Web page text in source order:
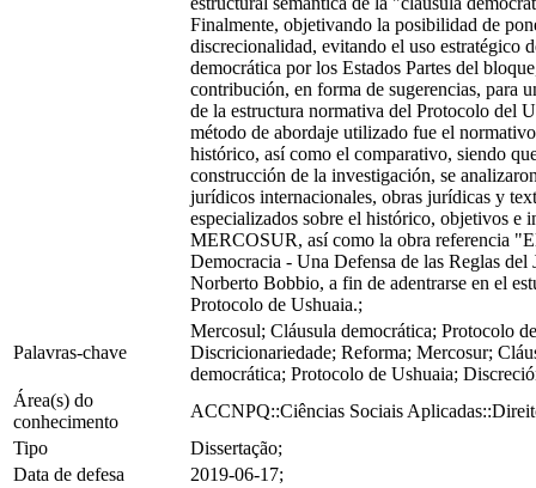
Finalmente, objetivando la posibilidad de
discrecionalidad, evitando el uso estratégico
democrática por los Estados Partes del
contribución, en forma de sugerencias, para
de la estructura normativa del Protocolo del
método de abordaje utilizado fue el
histórico, así como el comparativo, siendo
construcción de la investigación, se
jurídicos internacionales, obras jurídicas y
especializados sobre el histórico, objetivos e
MERCOSUR, así como la obra referencia
Democracia - Una Defensa de las Reglas del
Norberto Bobbio, a fin de adentrarse en el
Protocolo de Ushuaia.;
Palavras-chave
Mercosul; Cláusula democrática; Protocolo
Discricionariedade; Reforma; Mercosur;
democrática; Protocolo de Ushuaia;
Área(s) do
conhecimento
ACCNPQ::Ciências Sociais
Tipo
Dissertação;
Data de defesa
2019-06-17;